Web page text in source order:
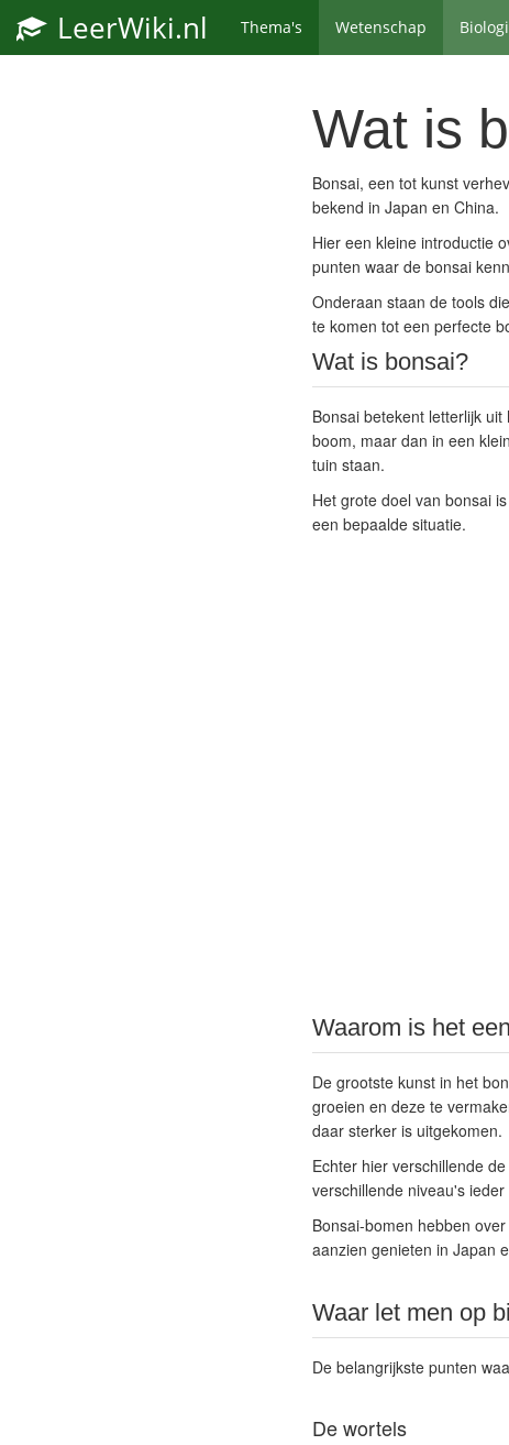
LeerWiki.nl Thema's Wetenschap
Wat is
Bonsai, een tot kunst
bekend in Japan en China.
Hier een kleine introductie
punten waar de bonsai
Onderaan staan de tools
te komen tot een perfecte
Wat is bonsai?
Bonsai betekent letterlijk
boom, maar dan in een
tuin staan.
Het grote doel van bonsai
een bepaalde situatie.
Waarom is het
De grootste kunst in het
groeien en deze te
daar sterker is uitgekomen.
Echter hier verschillende
verschillende niveau's
Bonsai-bomen hebben
aanzien genieten in Japan
Waar let men op
De belangrijkste punten
De wortels